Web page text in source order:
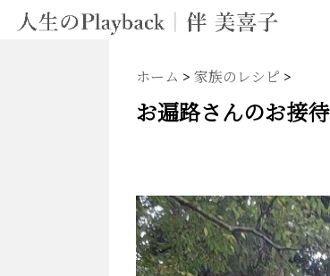
ホーム > 家族のレシピ >
お遍路さんのお